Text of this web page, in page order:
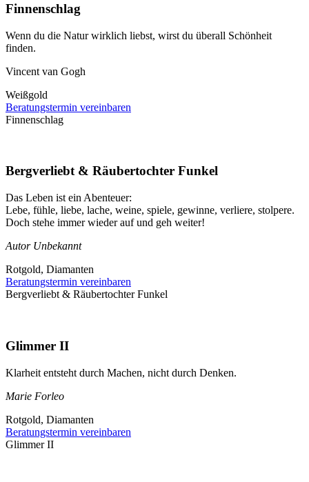
Finnenschlag
Wenn du die Natur wirklich liebst, wirst du überall Schönheit
finden.
Vincent van Gogh
Weißgold
Beratungstermin vereinbaren
Finnenschlag
Bergverliebt & Räubertochter Funkel
Das Leben ist ein Abenteuer:
Lebe, fühle, liebe, lache, weine, spiele, gewinne, verliere, stolpere.
Doch stehe immer wieder auf und geh weiter!
Autor Unbekannt
Rotgold, Diamanten
Beratungstermin vereinbaren
Bergverliebt & Räubertochter Funkel
Glimmer II
Klarheit entsteht durch Machen, nicht durch Denken.
Marie Forleo
Rotgold, Diamanten
Beratungstermin vereinbaren
Glimmer II